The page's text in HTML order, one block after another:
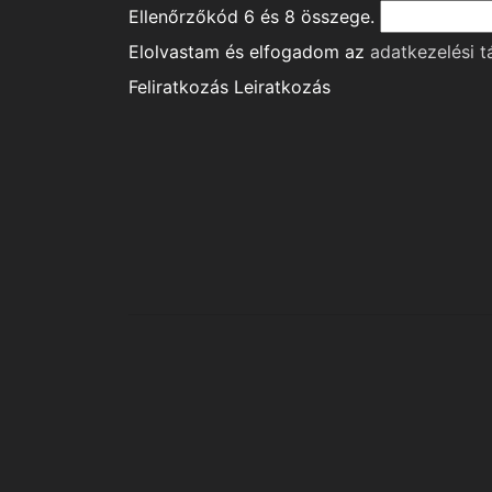
Ellenőrzőkód 6 és 8 összege.
Elolvastam és elfogadom az adatkezelési
Feliratkozás Leiratkozás